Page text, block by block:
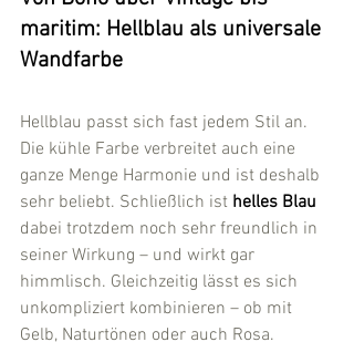
maritim: Hellblau als universale
Wandfarbe
Hellblau passt sich fast jedem Stil an.
Die kühle Farbe verbreitet auch eine
ganze Menge Harmonie und ist deshalb
sehr beliebt. Schließlich ist helles Blau
dabei trotzdem noch sehr freundlich in
seiner Wirkung – und wirkt gar
himmlisch. Gleichzeitig lässt es sich
unkompliziert kombinieren – ob mit
Gelb, Naturtönen oder auch Rosa.